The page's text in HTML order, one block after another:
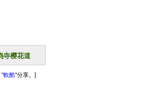
寺樱花道
"軟酷"分享。]